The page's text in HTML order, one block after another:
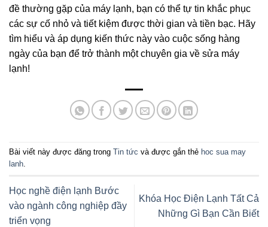
đề thường gặp của máy lạnh, bạn có thể tự tin khắc phục
các sự cố nhỏ và tiết kiệm được thời gian và tiền bạc. Hãy
tìm hiểu và áp dụng kiến thức này vào cuộc sống hàng
ngày của bạn để trở thành một chuyên gia về sửa máy
lạnh!
Bài viết này được đăng trong Tin tức và được gắn thẻ hoc sua may
lanh.
Học nghề điện lạnh Bước
vào ngành công nghiệp đầy
triển vọng
Khóa Học Điện Lạnh Tất Cả
Những Gì Bạn Cần Biết